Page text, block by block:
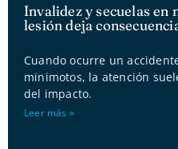
Invalidez y secuelas
lesión deja
Cuando ocurre un
minimotos, la atención
del impacto.
Leer más »